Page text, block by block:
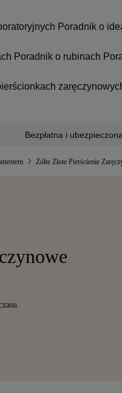
Poradnik o
Poradnik o rubinach
Bezpłatna i
Żółte Złote Pierścienie